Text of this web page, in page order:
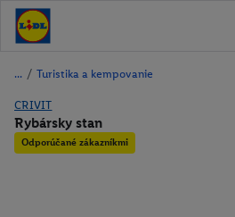
/ Turistika a kempovanie
CRIVIT
Rybársky stan
Odporúčané zákazníkmi